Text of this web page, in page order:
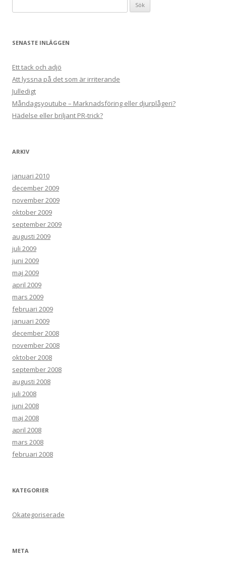
efter:
SENASTE INLÄGGEN
Ett tack och adjö
Att lyssna på det som är irriterande
Julledigt
Måndagsyoutube – Marknadsföring eller djurplågeri?
Hädelse eller briljant PR-trick?
ARKIV
januari 2010
december 2009
november 2009
oktober 2009
september 2009
augusti 2009
juli 2009
juni 2009
maj 2009
april 2009
mars 2009
februari 2009
januari 2009
december 2008
november 2008
oktober 2008
september 2008
augusti 2008
juli 2008
juni 2008
maj 2008
april 2008
mars 2008
februari 2008
KATEGORIER
Okategoriserade
META